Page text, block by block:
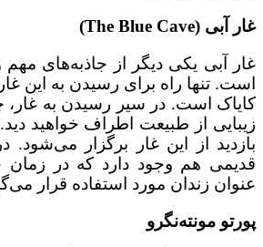
غار آبی (The Blue Cave)
غار آبی یکی دیگر از جاذبه‌های
است. تنها راه برای رسیدن به این
کایاک است. در سیر رسیدن به غار،
زیبایی از طبیعت اطراف خواهید
بازدید از این غار برگزار
قدیمی هم وجود دارد که در زمان
عنوان زندان مورد استفاده قرار
پورتو مونته‌نگرو